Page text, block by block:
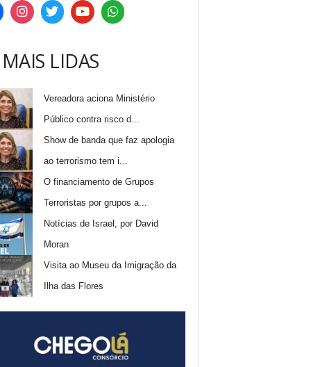
LIDAS
Vereadora aciona Ministério
Público contra risco d...
Show de banda que faz apologia
ao terrorismo tem i...
O financiamento de Grupos
Terroristas por grupos a...
Notícias de Israel, por David
Moran
Visita ao Museu da Imigração da
Ilha das Flores